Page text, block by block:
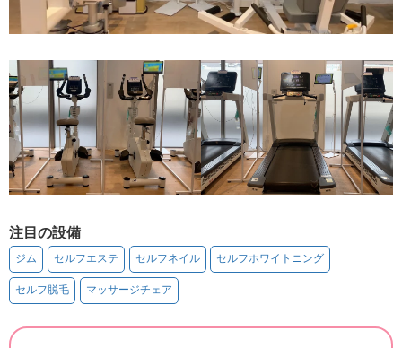
注目の設備
ジム セルフエステ セルフネイル セルフホワイトニング
セルフ脱毛 マッサージチェア